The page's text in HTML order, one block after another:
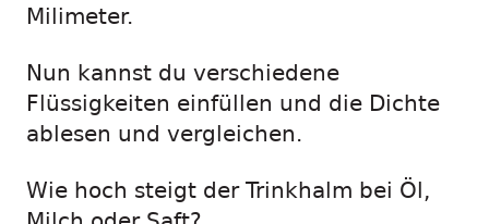
Milimeter.
Nun kannst du verschiedene
Flüssigkeiten einfüllen und die Dichte
ablesen und vergleichen.
Wie hoch steigt der Trinkhalm bei Öl,